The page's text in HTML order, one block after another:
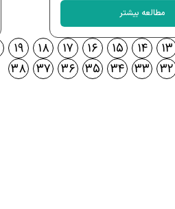
مطالعه بیشتر
۱۳ ۱۴ ۱۵ ۱۶ ۱۷ ۱۸ ۱۹
۳۲ ۳۳ ۳۴ ۳۵ ۳۶ ۳۷ ۳۸